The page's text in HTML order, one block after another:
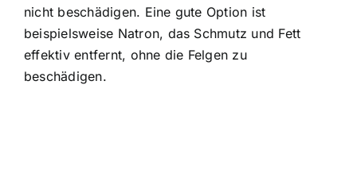
nicht beschädigen. Eine gute Option ist
beispielsweise Natron, das Schmutz und Fett
effektiv entfernt, ohne die Felgen zu
beschädigen.